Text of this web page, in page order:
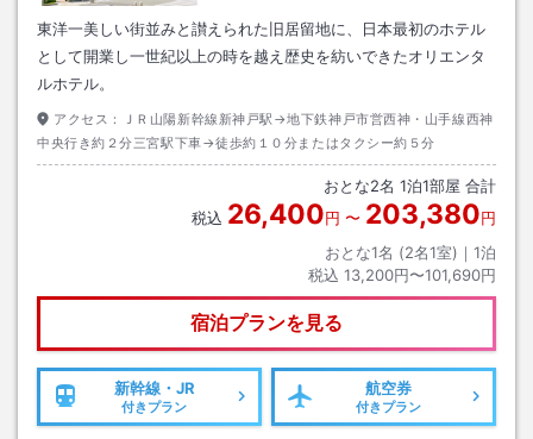
東洋一美しい街並みと讃えられた旧居留地に、日本最初のホテル
として開業し一世紀以上の時を越え歴史を紡いできたオリエンタ
ルホテル。
アクセス：
ＪＲ山陽新幹線新神戸駅→地下鉄神戸市営西神・山手線西神
中央行き約２分三宮駅下車→徒歩約１０分またはタクシー約５分
おとな2名 1泊1部屋 合計
税込 26,400円 〜 203,380円
おとな1名 (2名1室)｜ 1泊
税込 13,200円〜101,690円
宿泊プランを見る
新幹線・JR
付きプラン
航空券
付きプラン